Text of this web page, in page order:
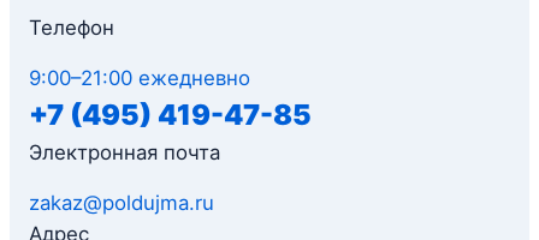
Телефон
9:00–21:00 ежедневно
+7 (495) 419-47-85
Электронная почта
zakaz@poldujma.ru
Адрес